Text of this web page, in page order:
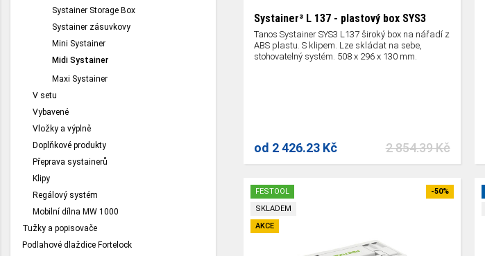
Systainer³ L 137 - plastový box SYS3
Tanos Systainer SYS3 L137 široký box na nářadí z
ABS plastu. S klipem. Lze skládat na sebe,
stohovatelný systém. 508 x 296 x 130 mm.
2 854.39 Kč
od 2 426.23 Kč
FESTOOL
SKLADEM
AKCE
-50%
Systainer Storage Box
Systainer zásuvkovy
Mini Systainer
Midi Systainer
Maxi Systainer
V setu
Vybavené
Vložky a výplně
Doplňkové produkty
Přeprava systainerů
Klipy
Regálový systém
Mobilní dílna MW 1000
Tužky a popisovače
Podlahové dlaždice Fortelock